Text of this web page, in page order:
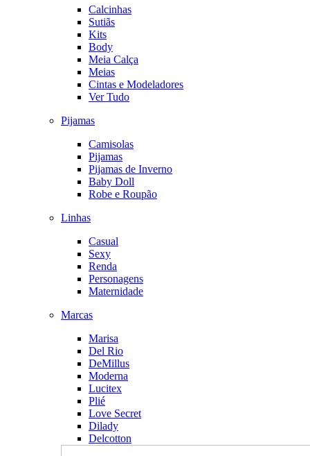
Calcinhas
Sutiãs
Kits
Body
Meia Calça
Meias
Cintas e Modeladores
Ver Tudo
Pijamas
Camisolas
Pijamas
Pijamas de Inverno
Baby Doll
Robe e Roupão
Linhas
Casual
Sexy
Renda
Personagens
Maternidade
Marcas
Marisa
Del Rio
DeMillus
Moderna
Lucitex
Plié
Love Secret
Dilady
Delcotton